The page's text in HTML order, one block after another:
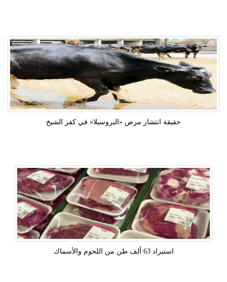
حقيقة انتشار مرض «البروسيلا» في كفر الشيخ
استيراد 63 ألف طن من اللحوم والأسماك